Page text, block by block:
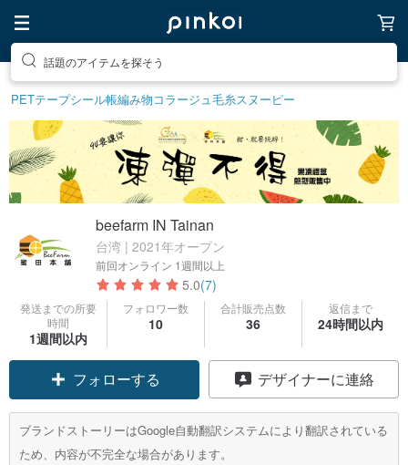
話題のアイテムを探そう
PETテープシール帳編み物コラージュ毛糸スヌーピー
beefarm IN Tainan
台湾 | 2021年オープン
前回オンライン 1週間以上
5.0(7)
発送までの所要
時間
1週間以内
フォロワー数
10
合計販売点数
36
返信まで
24時間以内
フォローする デザイナーに連絡
ブランドストーリーはGoogle自動翻訳システムにより翻訳されている
ため、内容が不完全な場合があります。